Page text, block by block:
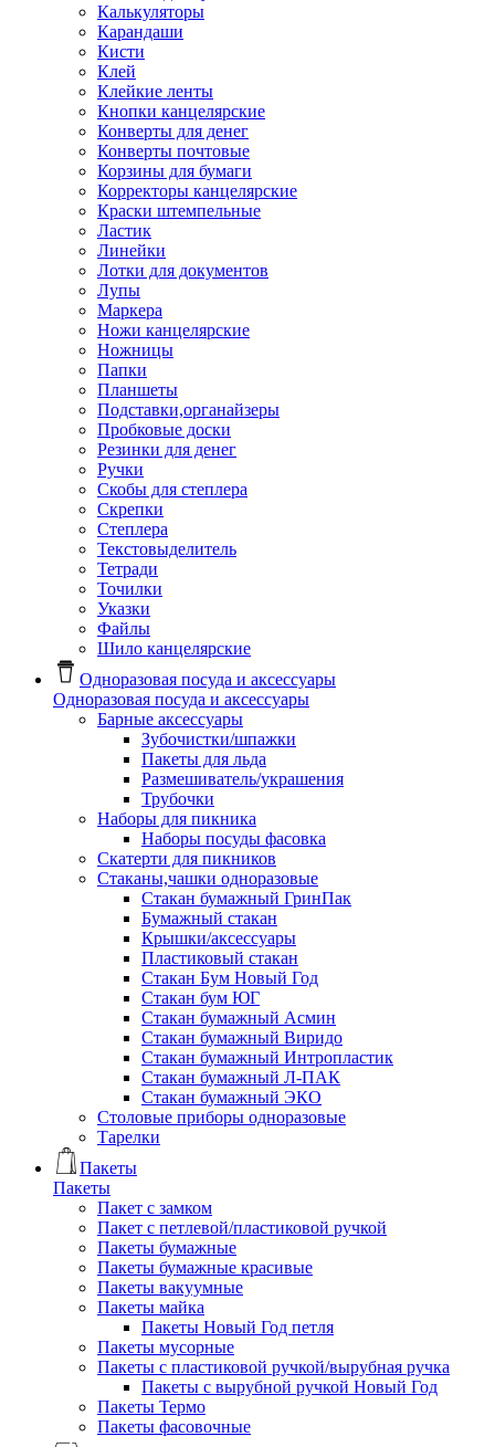
Калькуляторы
Карандаши
Кисти
Клей
Клейкие ленты
Кнопки канцелярские
Конверты для денег
Конверты почтовые
Корзины для бумаги
Корректоры канцелярские
Краски штемпельные
Ластик
Линейки
Лотки для документов
Лупы
Маркера
Ножи канцелярские
Ножницы
Папки
Планшеты
Подставки,органайзеры
Пробковые доски
Резинки для денег
Ручки
Скобы для степлера
Скрепки
Степлера
Текстовыделитель
Тетради
Точилки
Указки
Файлы
Шило канцелярские
Одноразовая посуда и аксессуары
Одноразовая посуда и аксессуары
Барные аксессуары
Зубочистки/шпажки
Пакеты для льда
Размешиватель/украшения
Трубочки
Наборы для пикника
Наборы посуды фасовка
Скатерти для пикников
Стаканы,чашки одноразовые
Cтакан бумажный ГринПак
Бумажный стакан
Крышки/аксессуары
Пластиковый стакан
Стакан Бум Новый Год
Стакан бум ЮГ
Стакан бумажный Асмин
Стакан бумажный Виридо
Стакан бумажный Интропластик
Стакан бумажный Л-ПАК
Стакан бумажный ЭКО
Столовые приборы одноразовые
Тарелки
Пакеты
Пакеты
Пакет с замком
Пакет с петлевой/пластиковой ручкой
Пакеты бумажные
Пакеты бумажные красивые
Пакеты вакуумные
Пакеты майка
Пакеты Новый Год петля
Пакеты мусорные
Пакеты с пластиковой ручкой/вырубная ручка
Пакеты с вырубной ручкой Новый Год
Пакеты Термо
Пакеты фасовочные